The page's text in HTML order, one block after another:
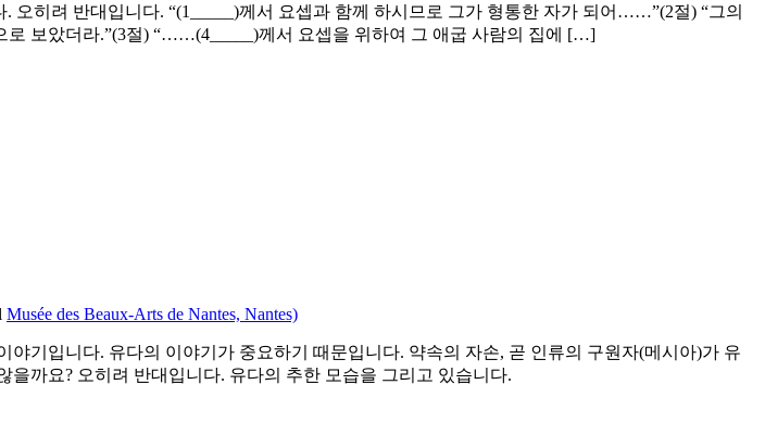
히려 반대입니다. “(1_____)께서 요셉과 함께 하시므로 그가 형통한 자가 되어……”(2절) “그의
로 보았더라.”(3절) “……(4_____)께서 요셉을 위하여 그 애굽 사람의 집에 […]
Musée des Beaux-Arts de Nantes, Nantes)
기입니다. 유다의 이야기가 중요하기 때문입니다. 약속의 자손, 곧 인류의 구원자(메시아)가 유
까요? 오히려 반대입니다. 유다의 추한 모습을 그리고 있습니다.